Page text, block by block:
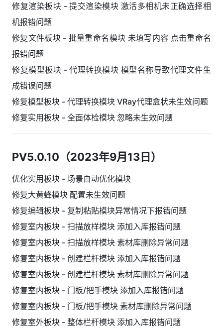
修复渲染板块 - 提交渲染模块 激活多相机未正确选择相
机报错问题
修复文件板块 - 批量重命名模块 未填写内容 点击重命名
报错问题
修复模型板块 - 代理转换模块 模型名称导致代理文件生
成错误问题
修复模型板块 - 代理转换模块 VRay代理盒状未生效问题
修复实用板块 - 全面体检模块 忽略未生效问题
PV5.0.10（2023年9月13日）
优化实用板块 - 场景自动优化模块
修复大黄蜂模块 配置未生效问题
修复编辑板块 - 复制粘贴模块异常情况下报错问题
修复室内板块 - 扫描放样模块 添加入库报错问题
修复室内板块 - 扫描放样模块 素材库删除异常问题
修复室内板块 - 创建栏杆模块 添加入库报错问题
修复室内板块 - 创建栏杆模块 素材库删除异常问题
修复室内板块 - 门板/把手模块 添加入库报错问题
修复室内板块 - 门板/把手模块 素材库删除异常问题
修复室外板块 - 整体栏杆模块 添加入库报错问题